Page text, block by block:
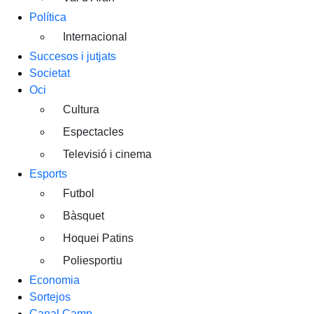
Política
Internacional
Succesos i jutjats
Societat
Oci
Cultura
Espectacles
Televisió i cinema
Esports
Futbol
Bàsquet
Hoquei Patins
Poliesportiu
Economia
Sortejos